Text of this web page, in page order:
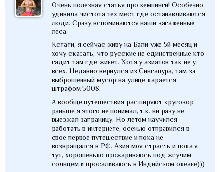
Очень полезная статья про кемпинги! Особенно
удивила чистота тех мест где останавливаются
люди. Сразу вспоминаются наши загаженные
леса.
Кстати, я сейчас живу на Бали уже 5й месяц и
хочу сказать, что русские не единственные кто
гадит там где живет. Хотя у азиатов так не у
всех. Недавно вернулся из Сингапура, там за
выброшенный мусор на улице карается
штрафом 500$.
А вообще путешествия расширяют кругозор,
раньше я этого не понимал, т.к. ни разу не
выезжал заграницу. Но летом научился
работать в интернете, осенью отправился в
свое первое путешествие и пока не
возвращался в РФ. Азия моя страсть и пока я
тут, хорошенько прожариваюсь под жгучим
солнцем и просаливаюсь в Индийском океане)))